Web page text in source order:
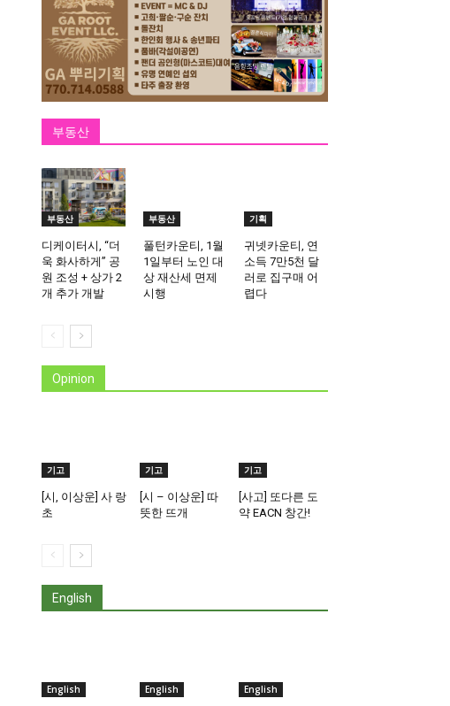
부동산
부동산
디케이터시, “더
욱 화사하게” 공
원 조성 + 상가 2
개 추가 개발
부동산
풀턴카운티, 1월
1일부터 노인 대
상 재산세 면제
시행
기획
귀넷카운티, 연
소득 7만5천 달
러로 집구매 어
렵다
Opinion
기고
[시, 이상운] 사 랑
초
기고
[시 – 이상운] 따
뜻한 뜨개
기고
[사고] 또다른 도
약 EACN 창간!
English
English English English